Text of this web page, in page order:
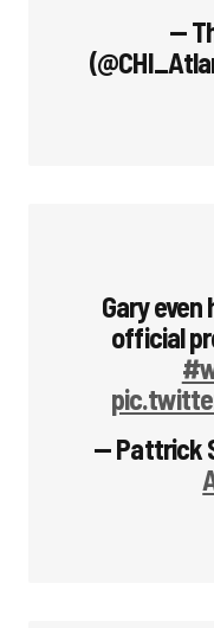
—
Gary even
official
— Pattrick